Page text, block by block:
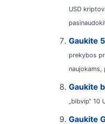
USD
Gaukite
prekybos
naujokams,
Gaukite
„bibvip“
Gaukite